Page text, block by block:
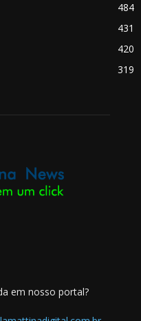
484
431
420
319
em nosso portal?